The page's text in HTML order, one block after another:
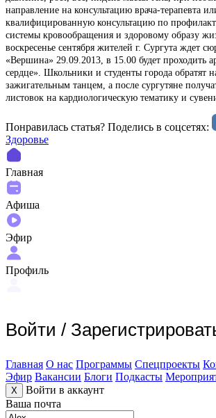
направление на консультацию врача-терапевта
квалифицированную консультацию по
системы кровообращения и здоровому образу
воскресенье сентября жителей г. Сургута ждет
«Вершина» 29.09.2013, в 15.00 будет проходить
сердце». Школьники и студенты города обратят
зажигательным танцем, а после сургутяне
листовок на кардиологическую тематику и
Понравилась статья? Поделиcь в соцсетях:
Здоровье
Главная
Афиша
Эфир
Профиль
Войти /
Главная О нас Программы Спецпроекты
Эфир Вакансии Блоги Подкасты
X
Войти в аккаунт
Ваша почта